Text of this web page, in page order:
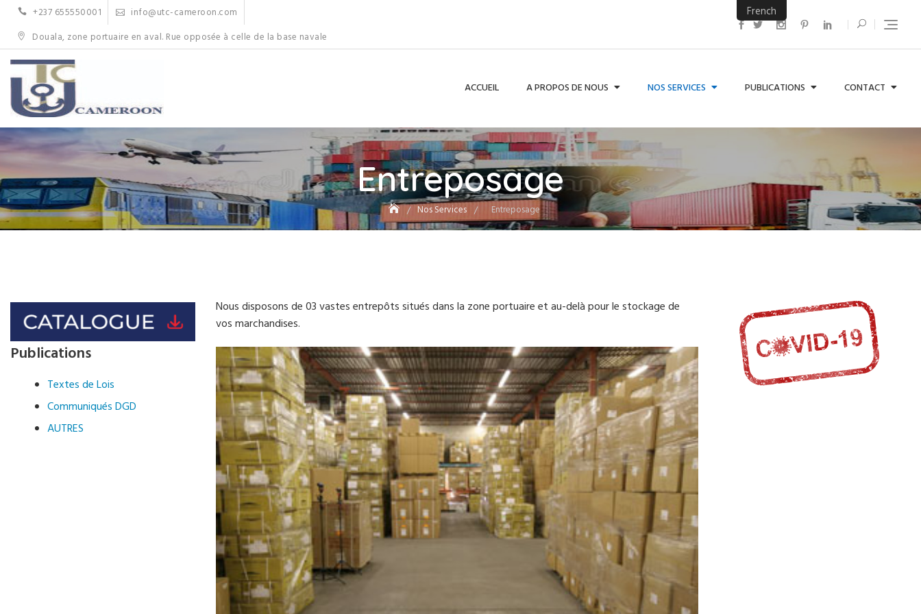
content
+237 655550001
info@utc-cameroon.com
Douala, zone portuaire en aval. Rue opposée à celle de la base navale
ACCUEIL A PROPOS DE NOUS NOS SERVICES PUBLICATIONS CONTACT
Entreposage
Nos Services Entreposage
Publications
Textes de Lois
Communiqués DGD
AUTRES
Nous disposons de 03 vastes entrepôts situés dans la zone portuaire et au-delà pour le stockage de
vos marchandises.
French